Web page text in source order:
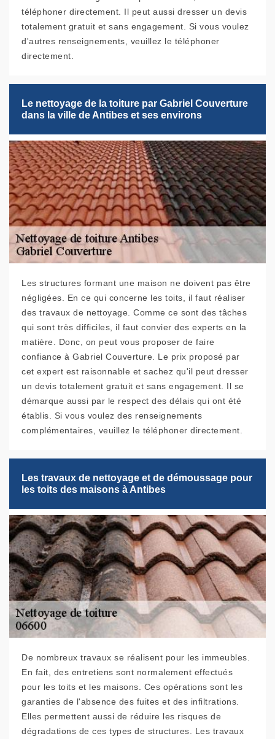
téléphoner directement. Il peut aussi dresser un devis
totalement gratuit et sans engagement. Si vous voulez
d'autres renseignements, veuillez le téléphoner
directement.
Le nettoyage de la toiture par Gabriel Couverture
dans la ville de Antibes et ses environs
Les structures formant une maison ne doivent pas être
négligées. En ce qui concerne les toits, il faut réaliser
des travaux de nettoyage. Comme ce sont des tâches
qui sont très difficiles, il faut convier des experts en la
matière. Donc, on peut vous proposer de faire
confiance à Gabriel Couverture. Le prix proposé par
cet expert est raisonnable et sachez qu'il peut dresser
un devis totalement gratuit et sans engagement. Il se
démarque aussi par le respect des délais qui ont été
établis. Si vous voulez des renseignements
complémentaires, veuillez le téléphoner directement.
Les travaux de nettoyage et de démoussage pour
les toits des maisons à Antibes
De nombreux travaux se réalisent pour les immeubles.
En fait, des entretiens sont normalement effectués
pour les toits et les maisons. Ces opérations sont les
garanties de l'absence des fuites et des infiltrations.
Elles permettent aussi de réduire les risques de
dégradations de ces types de structures. Les travaux